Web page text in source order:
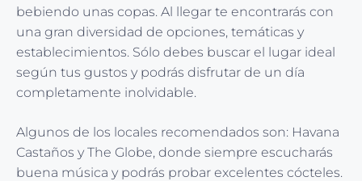
bebiendo unas copas. Al llegar te encontrarás con
una gran diversidad de opciones, temáticas y
establecimientos. Sólo debes buscar el lugar ideal
según tus gustos y podrás disfrutar de un día
completamente inolvidable.
Algunos de los locales recomendados son: Havana
Castaños y The Globe, donde siempre escucharás
buena música y podrás probar excelentes cócteles.